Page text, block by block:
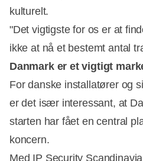
kulturelt.
"Det vigtigste for os er at
ikke at nå et bestemt antal
Danmark er et vigtigt
For danske installatører og
er det især interessant, at
starten har fået en central
koncern.
Med IP Security